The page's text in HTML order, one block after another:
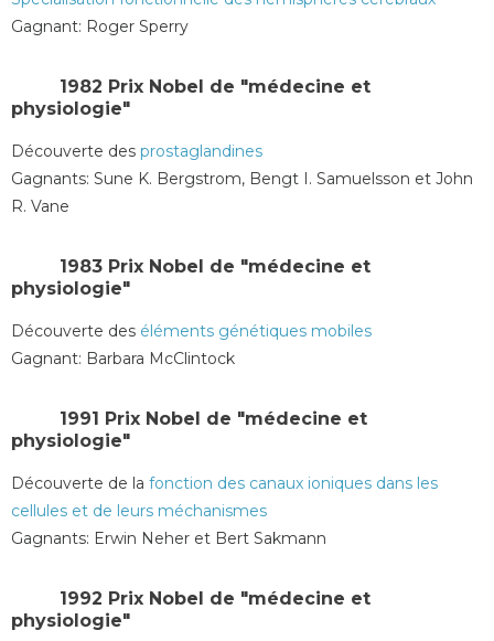
Gagnant: Roger Sperry
1982 Prix Nobel de "médecine et
physiologie"
Découverte des prostaglandines
Gagnants: Sune K. Bergstrom, Bengt I. Samuelsson et John
R. Vane
1983 Prix Nobel de "médecine et
physiologie"
Découverte des éléments génétiques mobiles
Gagnant: Barbara McClintock
​​1991 Prix Nobel de "médecine et
physiologie"
Découverte de la fonction des canaux ioniques dans les
cellules et de leurs méchanismes
Gagnants: Erwin Neher et Bert Sakmann
1992 Prix Nobel de "médecine et
physiologie"